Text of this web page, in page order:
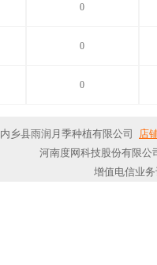
0
0
0
内乡县雨润月季种植有限公司
店
河南度网科技股份有限
增值电信业